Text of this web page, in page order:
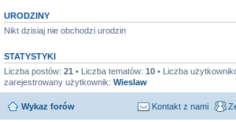
URODZINY
Nikt dzisiaj nie obchodzi urodzin
STATYSTYKI
Liczba postów: 21 • Liczba tematów: 10 • Liczba
zarejestrowany użytkownik: Wieslaw
Wykaz forów Kontakt z nami